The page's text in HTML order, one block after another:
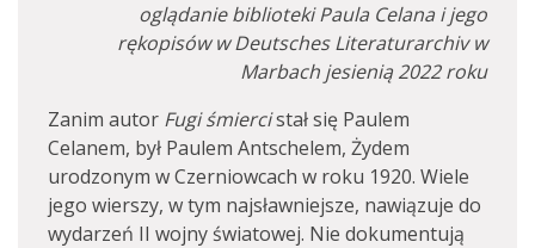
oglądanie biblioteki Paula Celana i jego
rękopisów w Deutsches Literaturarchiv w
Marbach jesienią 2022 roku
Zanim autor Fugi śmiercistał się Paulem
Celanem, był Paulem Antschelem, Żydem
urodzonym w Czerniowcach w roku 1920. Wiele
jego wierszy, w tym najsławniejsze, nawiązuje do
wydarzeń II wojny światowej. Nie dokumentują